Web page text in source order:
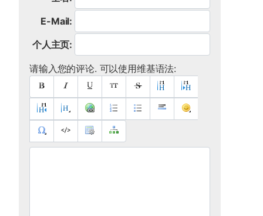
E-Mail:
个人主页:
请输入您的评论. 可以使用维基语法: